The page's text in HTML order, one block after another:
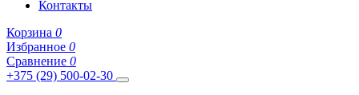
Контакты
Корзина 0
Избранное 0
Сравнение 0
+375 (29) 500-02-30